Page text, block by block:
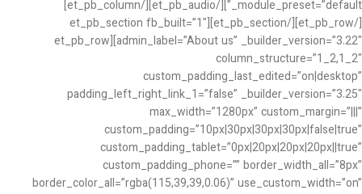
_module_preset=”default”][/et_pb_audio][/et_pb_column]
[/et_pb_row][/et_pb_section][et_pb_section fb_built=”1″
admin_label=”About us” _builder_version=”3.22″][et_pb_row
column_structure=”1_2,1_2″
custom_padding_last_edited=”on|desktop”
padding_left_right_link_1=”false” _builder_version=”3.25″
max_width=”1280px” custom_margin=”|||”
custom_padding=”10px|30px|30px|30px|false|true”
custom_padding_tablet=”0px|20px|20px|20px||true”
custom_padding_phone=”” border_width_all=”8px”
border_color_all=”rgba(115,39,39,0.06)” use_custom_width=”on”